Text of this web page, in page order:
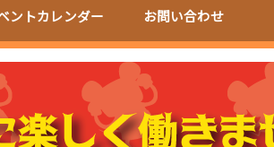
ントカレンダー お問い合わせ